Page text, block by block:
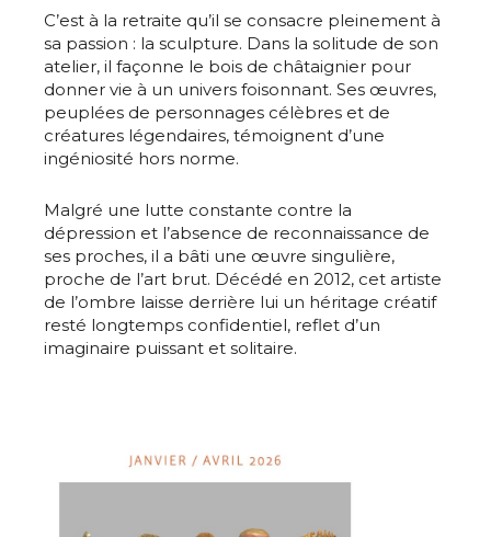
C’est à la retraite qu’il se consacre pleinement à
sa passion : la sculpture. Dans la solitude de son
atelier, il façonne le bois de châtaignier pour
donner vie à un univers foisonnant. Ses œuvres,
peuplées de personnages célèbres et de
créatures légendaires, témoignent d’une
ingéniosité hors norme.
Malgré une lutte constante contre la
dépression et l’absence de reconnaissance de
ses proches, il a bâti une œuvre singulière,
proche de l’art brut. Décédé en 2012, cet artiste
de l’ombre laisse derrière lui un héritage créatif
resté longtemps confidentiel, reflet d’un
imaginaire puissant et solitaire.